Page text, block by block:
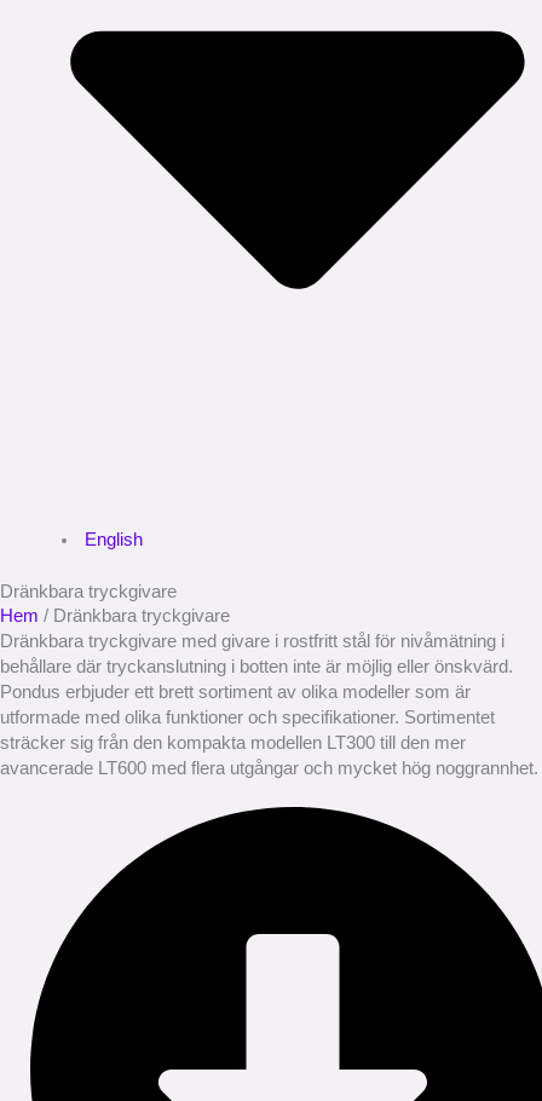
English
Dränkbara tryckgivare
Hem / Dränkbara tryckgivare
Dränkbara tryckgivare med givare i rostfritt stål för nivåmätning i
behållare där tryckanslutning i botten inte är möjlig eller önskvärd.
Pondus erbjuder ett brett sortiment av olika modeller som är
utformade med olika funktioner och specifikationer. Sortimentet
sträcker sig från den kompakta modellen LT300 till den mer
avancerade LT600 med flera utgångar och mycket hög noggrannhet.